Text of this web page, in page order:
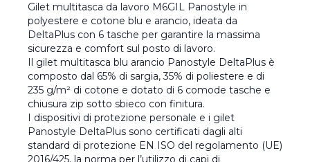
Gilet multitasca da lavoro M6GIL Panostyle in
polyestere e cotone blu e arancio, ideata da
DeltaPlus con 6 tasche per garantire la massima
sicurezza e comfort sul posto di lavoro.
Il gilet multitasca blu arancio Panostyle DeltaPlus è
composto dal 65% di sargia, 35% di poliestere e di
235 g/m² di cotone e dotato di 6 comode tasche e
chiusura zip sotto sbieco con finitura.
I dispositivi di protezione personale e i gilet
Panostyle DeltaPlus sono certificati dagli alti
standard di protezione EN ISO del regolamento (UE)
2016/425, la norma per l’utilizzo di capi di